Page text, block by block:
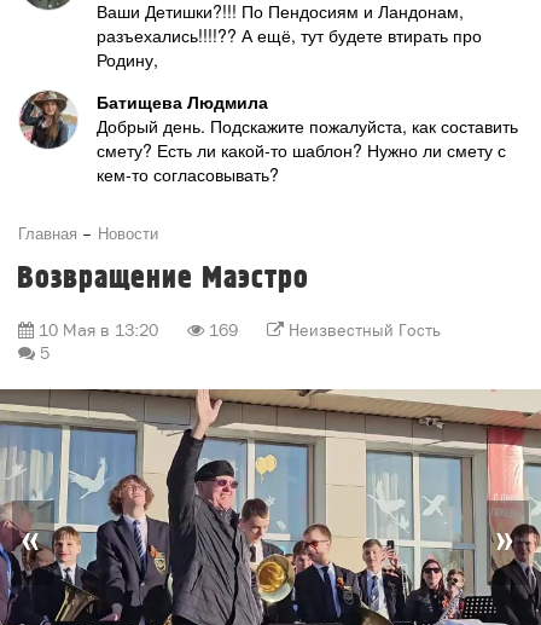
Ваши Детишки?!!! По Пендосиям и Ландонам,
разъехались!!!!?? А ещё, тут будете втирать про
Родину,
Батищева Людмила
Добрый день. Подскажите пожалуйста, как составить
смету? Есть ли какой-то шаблон? Нужно ли смету с
кем-то согласовывать?
Главная Новости
Возвращение Маэстро
10 Мая в 13:20 169
Неизвестный Гость
5
« »